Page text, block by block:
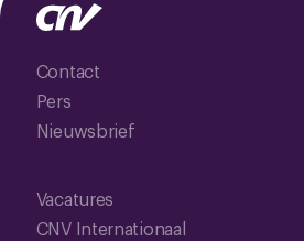
Contact
Pers
Nieuwsbrief
Vacatures
CNV Internationaal